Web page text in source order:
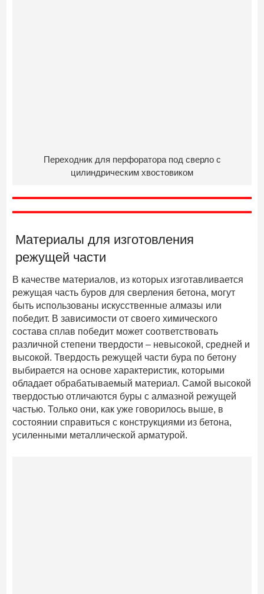
Переходник для перфоратора под сверло с
цилиндрическим хвостовиком
Материалы для изготовления
режущей части
В качестве материалов, из которых изготавливается
режущая часть буров для сверления бетона, могут
быть использованы искусственные алмазы или
победит. В зависимости от своего химического
состава сплав победит может соответствовать
различной степени твердости – невысокой, средней и
высокой. Твердость режущей части бура по бетону
выбирается на основе характеристик, которыми
обладает обрабатываемый материал. Самой высокой
твердостью отличаются буры с алмазной режущей
частью. Только они, как уже говорилось выше, в
состоянии справиться с конструкциями из бетона,
усиленными металлической арматурой.